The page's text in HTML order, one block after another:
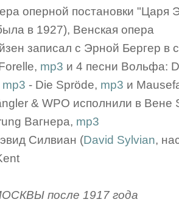
оперной постановки "Царя
в 1927), Венская опера
записал с Эрной Бергер в
mp3 и 4 песни Вольфа:
mp3 - Die Spröde, mp3 и
& WPO исполнили в Вене
Вагнера, mp3
Силвиан (David Sylvian,
после 1917 года